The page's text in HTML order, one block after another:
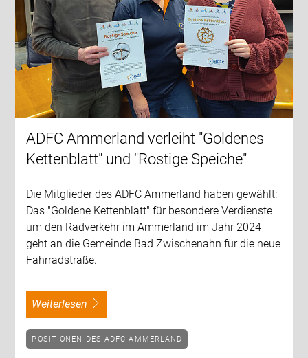
ADFC Ammerland verleiht "Goldenes
Kettenblatt" und "Rostige Speiche"
Die Mitglieder des ADFC Ammerland haben gewählt:
Das "Goldene Kettenblatt" für besondere Verdienste
um den Radverkehr im Ammerland im Jahr 2024
geht an die Gemeinde Bad Zwischenahn für die neue
Fahrradstraße.
weiterlesen
POSITIONEN DES ADFC AMMERLAND